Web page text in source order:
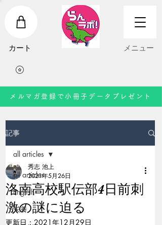
​カート ​メニュー
メルマガ登録で小冊子データプレゼント
記事
all articles
English
栄養
all articles
洛南高校駅伝部4日前刺
激の謎に迫る
秀志 池上
2021年5月26日
更新日：2021年12月29日